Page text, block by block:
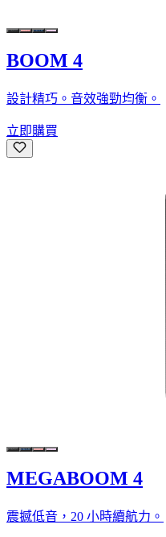
BOOM 4
設計精巧。音效強勁均衡。
立即購買
MEGABOOM 4
震撼低音，20 小時續航力。